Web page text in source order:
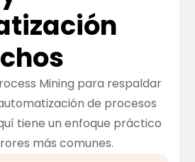
Mining para respaldar
de procesos
tiene un enfoque práctico
más comunes.